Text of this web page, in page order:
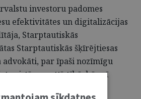
investoru padomes
efektivitātes un digitalizācijas
Starptautiskās
Starptautiskās šķīrējtiesas
advokāti, par īpaši nozīmīgu
sistēmas attīstībā, kā arī
investīciju vides